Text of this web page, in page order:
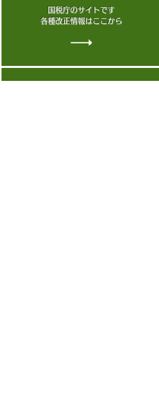
国税庁のサイトです
​各種改正情報はここから